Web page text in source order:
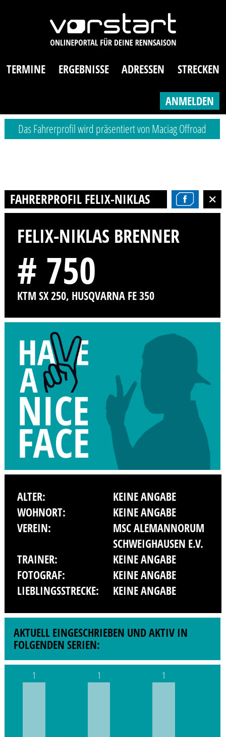
TERMINE ERGEBNISSE ADRESSEN STRECKEN
ANMELDEN
Das Fahrerprofil wird präsentiert von Maciag Offroad
FAHRERPROFIL FELIX-NIKLAS BRENNER
FELIX-NIKLAS BRENNER
# 750
KTM SX 250, HUSQVARNA FE 350
ALTER:
KEINE ANGABE
WOHNORT:
KEINE ANGABE
VEREIN:
MSC ALEMANNORUM
SCHWEIGHAUSEN E.V.
TRAINER:
KEINE ANGABE
FOTOGRAF:
KEINE ANGABE
LIEBLINGSSTRECKE:
KEINE ANGABE
AKTUELL EINGESCHRIEBEN UND AKTIV IN
FOLGENDEN SERIEN:
1 1 1